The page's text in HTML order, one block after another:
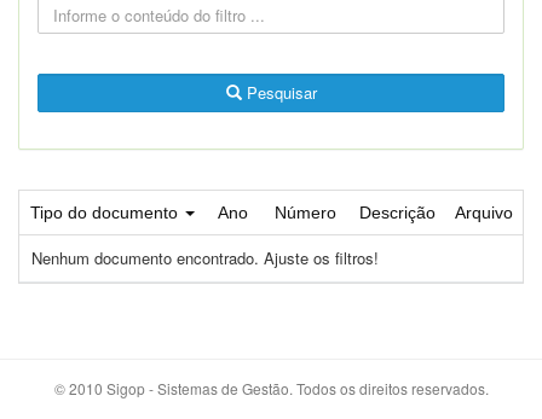
Pesquisar
Tipo do documento Ano Número Descrição Arquivo
Nenhum documento encontrado. Ajuste os filtros!
© 2010 Sigop - Sistemas de Gestão. Todos os direitos reservados.